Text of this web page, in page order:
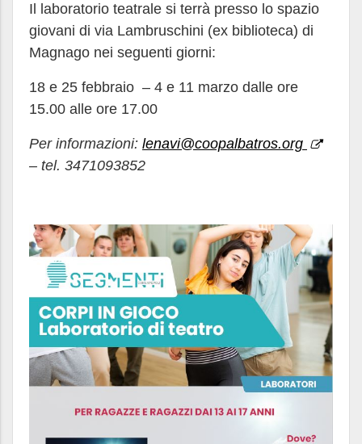
Il laboratorio teatrale si terrà presso lo spazio
giovani di via Lambruschini (ex biblioteca) di
Magnago nei seguenti giorni:
18 e 25 febbraio – 4 e 11 marzo dalle ore
15.00 alle ore 17.00
Per informazioni: lenavi@coopalbatros.org
– tel. 3471093852